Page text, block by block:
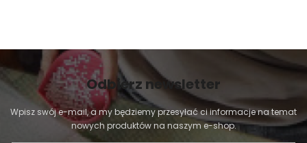
Odbierz newsletter
Wpisz swój e-mail, a my będziemy przesyłać ci informacje na temat
nowych produktów na naszym e-shop.